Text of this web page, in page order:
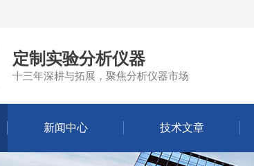
定制实验分析仪器
十三年深耕与拓展，聚焦分析仪器市场
新闻中心 技术文章